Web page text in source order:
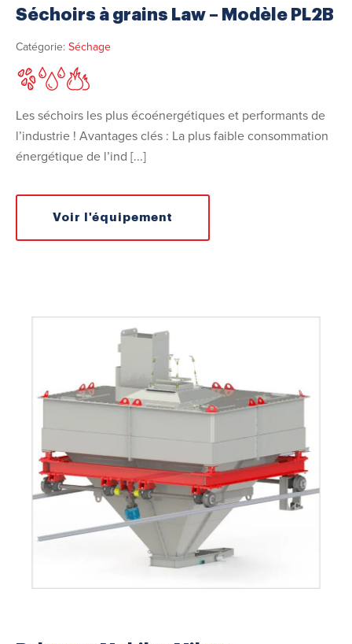
Séchoirs à grains Law – Modèle PL2B
Catégorie:Séchage
Les séchoirs les plus écoénergétiques et performants de
l’industrie ! Avantages clés : La plus faible consommation
énergétique de l’ind [...]
Voir l'équipement